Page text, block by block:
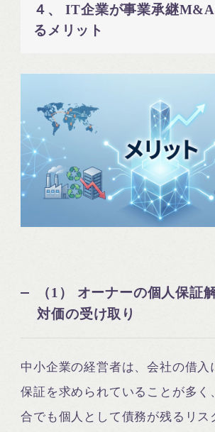
４、 IT企業が事業承継
るメリット
（1） オーナーの個人保証
対価の受け取り
中小企業の経営者は、会社の借入
保証を求められていることが多く
合でも個人として債務が残るリス